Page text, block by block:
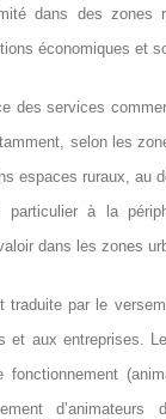
dans des zones
économiques et
des services
selon les
espaces ruraux, au
particulier à la
dans les zones
traduite par le
et aux entreprises.
d’animateurs